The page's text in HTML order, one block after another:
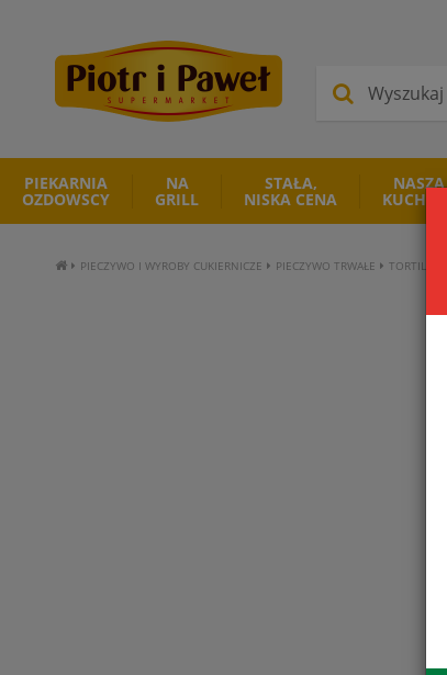
PIEKARNIA
OZDOWSCY
NA
GRILL
STAŁA,
NISKA CENA
NASZA
KUCHNIA
PIECZYWO I WYROBY CUKIERNICZE PIECZYWO TRWAŁE TORTILLA